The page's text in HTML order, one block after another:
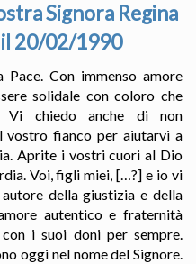
Signora Regina
il 20/02/1990
Con immenso amore
solidale con coloro che
Vi chiedo anche di non
vostro fianco per aiutarvi a
Aprite i vostri cuori al Dio
Voi, figli miei, […?] e io vi
della giustizia e della
autentico e fraternità
i suoi doni per sempre.
oggi nel nome del Signore.